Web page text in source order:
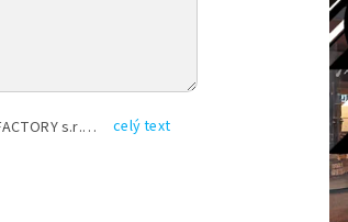
Vyplněním shora uvedených údajů beru na vědomí, že společnost TEXT FACTORY s.r.o., sídlem Brno, Durďákova 336/29, Černá Pole, PSČ: 613 00, IČ: 06157831, zapsané u Krajského soudu v Brně, oddíl C, vložka 100399, bude zpracovávat mé osobní údaje uvedené v rámci mnou vyplněného registračního formuláře na základě oprávněných zájmů TEXT FACTORY s.r.o. dle čl. 6 odst. 1 písm. f) GDPR a pro splnění právních povinností (čl. 6 odst. 1 písm. c) GDPR), a to pro tyto účely: nezbytnost zajistit oprávnění návštěvníka webových stránek provozovaných společností TEXT FACTORY s.r.o. přispívat aktivně ke zveřejněným článkům nebo v rámci diskusních fór a výkon práv TEXT FACTORY s.r.o. jako administrátora těchto diskusních fór. Více informací o zpracování osobních údajů a právech lze nalézt v celý text